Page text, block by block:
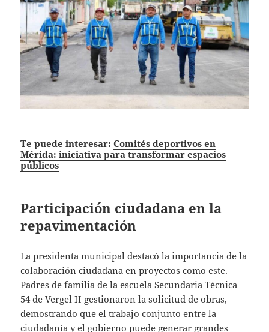
Te puede interesar:Comités deportivos en
Mérida: iniciativa para transformar espacios
públicos
Participación ciudadana en la
repavimentación
La presidenta municipal destacó la importancia de la
colaboración ciudadana en proyectos como este.
Padres de familia de la escuela Secundaria Técnica
54 de Vergel II gestionaron la solicitud de obras,
demostrando que el trabajo conjunto entre la
ciudadanía y el gobierno puede generar grandes